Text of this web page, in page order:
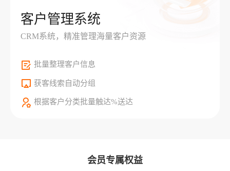
客户管理系统
CRM系统，精准管理海量客户资源
批量整理客户信息
获客线索自动分组
根据客户分类批量触达%送达
会员专属权益